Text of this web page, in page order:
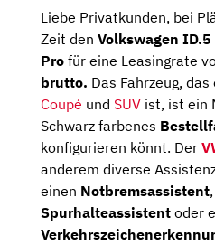
Liebe Privatkunden, bei
Zeit den Volkswagen
Pro für eine Leasingrate
brutto. Das Fahrzeug,
Coupé und SUV ist, ist ein
Schwarz farbenes
konfigurieren könnt. Der
anderem diverse
einen Notbremsassistent
Spurhalteassistent oder